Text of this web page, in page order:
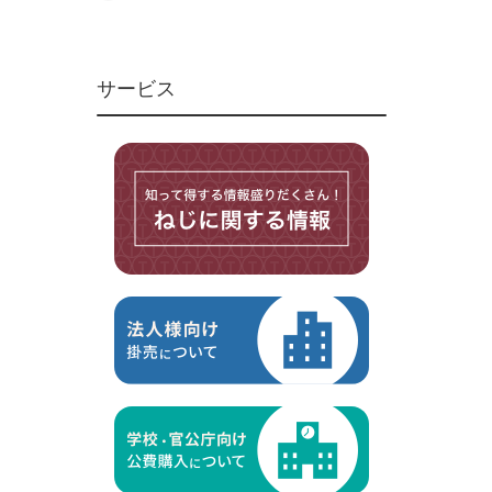
マイクロねじ
台形ねじ
その他ねじ
便利品
金具・金物
切削工具
研削研磨品
作業用品
ケミカル製品
サービス